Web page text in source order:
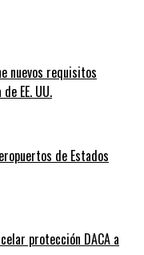
nuevos requisitos
EE. UU.
de Estados
protección DACA a